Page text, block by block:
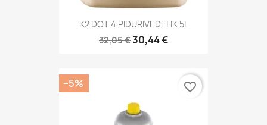
K2 DOT 4 PIDURIVEDELIK 5L
32,05 €30,44 €
−5% favorite_border